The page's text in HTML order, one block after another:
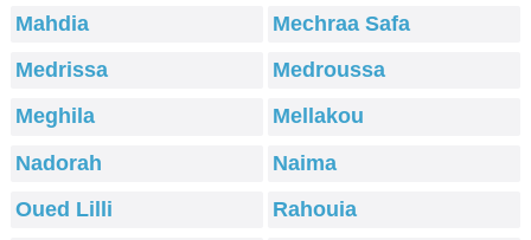
Mahdia
Mechraa Safa
Medrissa
Medroussa
Meghila
Mellakou
Nadorah
Naima
Oued Lilli
Rahouia